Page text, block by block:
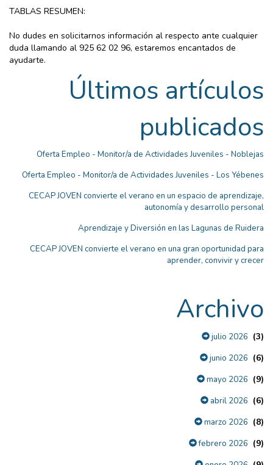
TABLAS RESUMEN:
No dudes en solicitarnos información al respecto ante cualquier
duda llamando al 925 62 02 96, estaremos encantados de
ayudarte.
Últimos artículos
publicados
Oferta Empleo - Monitor/a de Actividades Juveniles - Noblejas
Oferta Empleo - Monitor/a de Actividades Juveniles - Los Yébenes
CECAP JOVEN convierte el verano en un espacio de aprendizaje,
autonomía y desarrollo personal
Aprendizaje y Diversión en las Lagunas de Ruidera
CECAP JOVEN convierte el verano en una gran oportunidad para
aprender, convivir y crecer
Archivo
julio 2026 (3)
junio 2026 (6)
mayo 2026 (9)
abril 2026 (6)
marzo 2026 (8)
febrero 2026 (9)